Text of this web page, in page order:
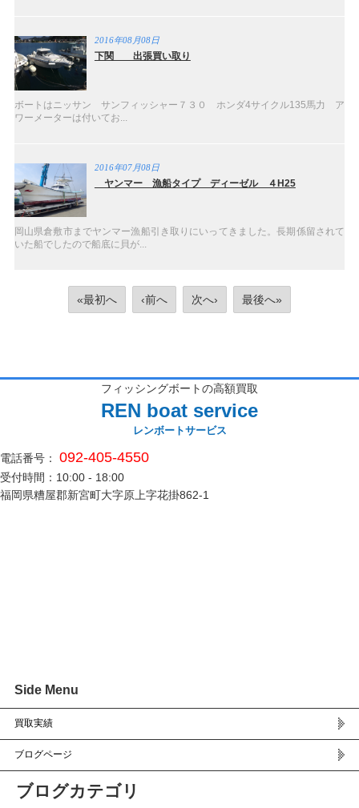
2016年08月08日
下関 出張買い取り
ボートはニッサン サンフィッシャー７３０ ホンダ4サイクル135馬力 ア
ワーメーターは付いてお...
2016年07月08日
ヤンマー 漁船タイプ ディーゼル ４H25
岡山県倉敷市までヤンマー漁船引き取りにいってきました。長期係留されて
いた船でしたので船底に貝が...
«最初へ ‹前へ 次へ› 最後へ»
フィッシングボートの高額買取
REN boat service
レンボートサービス
電話番号： 092-405-4550
受付時間：10:00 - 18:00
福岡県糟屋郡新宮町大字原上字花掛862-1
Side Menu
買取実績
ブログページ
ブログカテゴリ